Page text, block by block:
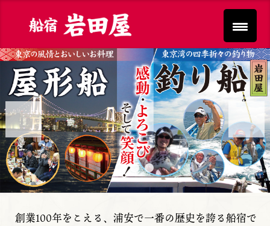
Previous Next
創業100年をこえる、浦安で一番の歴史を誇る船宿で